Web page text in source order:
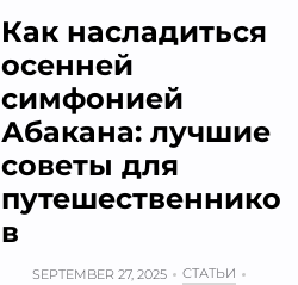
Как насладиться
осенней
симфонией
Абакана: лучшие
советы для
путешественнико
в
SEPTEMBER 27, 2025
СТАТЬИ